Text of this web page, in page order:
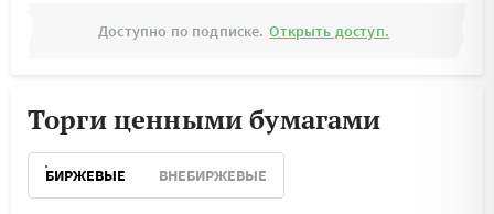
Доступно по подписке. Открыть доступ.
Торги ценными бумагами
БИРЖЕВЫЕ ВНЕБИРЖЕВЫЕ